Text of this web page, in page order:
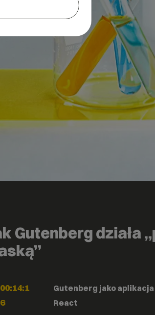
Gutenberg działa
00:14:1
6
Gutenberg jako aplikacja
React